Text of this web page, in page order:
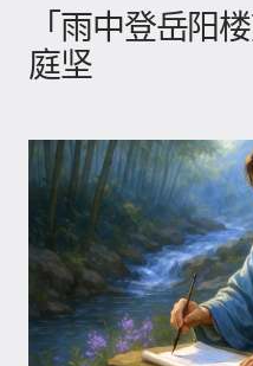
「雨中登岳阳
庭坚